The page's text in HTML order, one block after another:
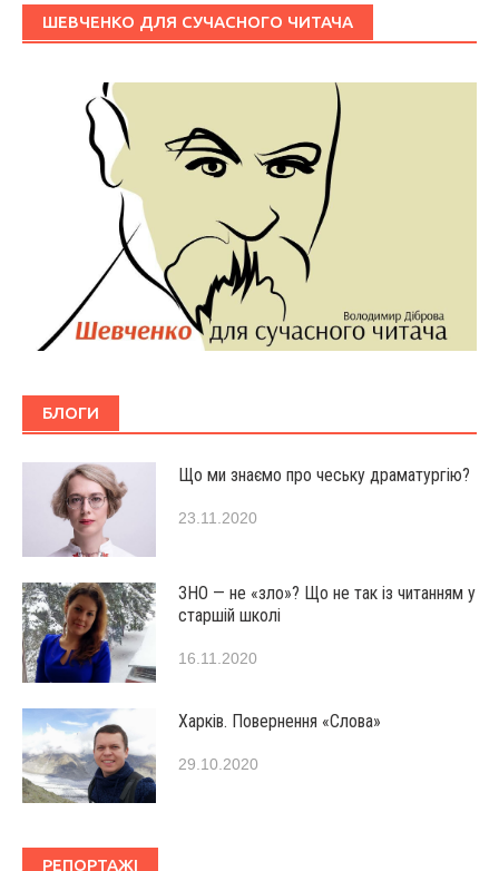
ШЕВЧЕНКО ДЛЯ СУЧАСНОГО ЧИТАЧА
БЛОГИ
Що ми знаємо про чеську драматургію?
23.11.2020
ЗНО — не «зло»? Що не так із читанням у
старшій школі
16.11.2020
Харків. Повернення «Слова»
29.10.2020
РЕПОРТАЖІ